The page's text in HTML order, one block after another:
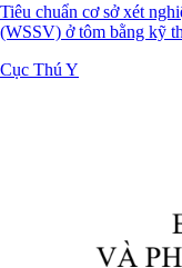
Tiêu chuẩn cơ sở xét
(WSSV) ở tôm bằng kỹ
Cục Thú Y